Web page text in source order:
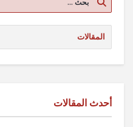
أحدث المقالات